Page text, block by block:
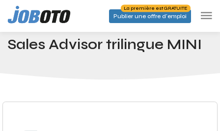
Skip to main content
Publier une offre d'emploi
La première est GRATUITE
Accueil Emplois Sales Advisor trilingue MINI
Sales Advisor trilingue MINI